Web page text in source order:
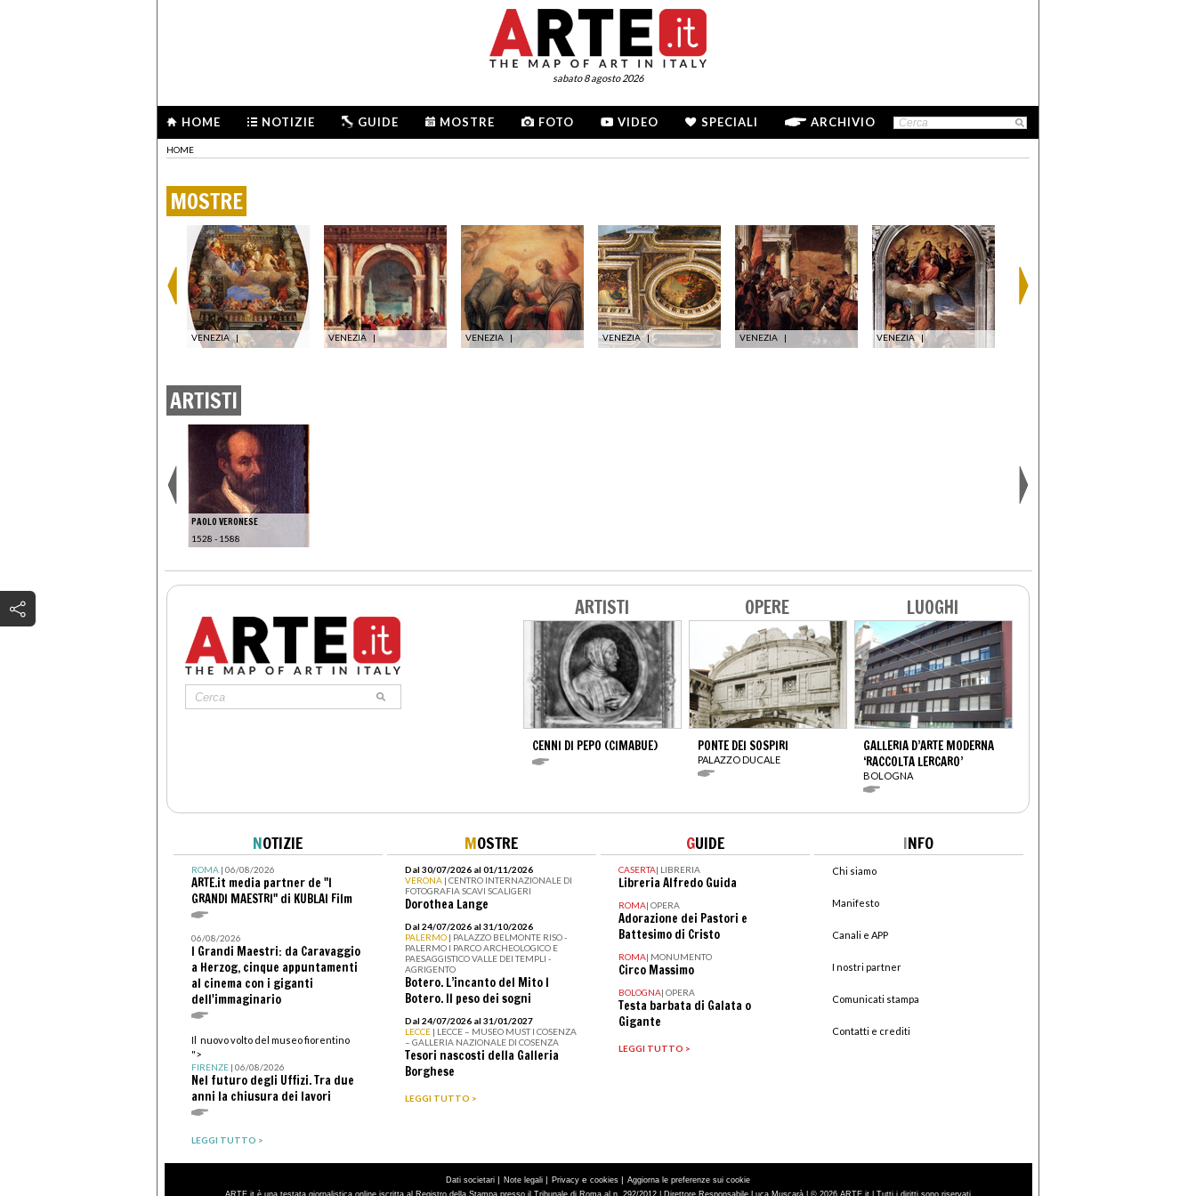
sabato 8 agosto 2026
HOME NOTIZIE GUIDE MOSTRE FOTO VIDEO SPECIALI ARCHIVIO
HOME
MOSTRE
VENEZIA | VENEZIA | VENEZIA | VENEZIA | VENEZIA | VENEZIA |
ARTISTI
PAOLO VERONESE
1528 - 1588
ARTISTI
CENNI DI PEPO (CIMABUE)
OPERE
PONTE DEI SOSPIRI
PALAZZO DUCALE
LUOGHI
GALLERIA D’ARTE MODERNA
‘RACCOLTA LERCARO’
BOLOGNA
NOTIZIE
ROMA| 06/08/2026
ARTE.it media partner de "I
GRANDI MAESTRI" di KUBLAI Film
06/08/2026
I Grandi Maestri: da Caravaggio
a Herzog, cinque appuntamenti
al cinema con i giganti
dell'immaginario
Il nuovo volto del museo fiorentino
">
FIRENZE| 06/08/2026
Nel futuro degli Uffizi. Tra due
anni la chiusura dei lavori
LEGGI TUTTO >
MOSTRE
Dal 30/07/2026 al 01/11/2026
VERONA | CENTRO INTERNAZIONALE DI
FOTOGRAFIA SCAVI SCALIGERI
Dorothea Lange
Dal 24/07/2026 al 31/10/2026
PALERMO | PALAZZO BELMONTE RISO -
PALERMO I PARCO ARCHEOLOGICO E
PAESAGGISTICO VALLE DEI TEMPLI -
AGRIGENTO
Botero. L’incanto del Mito I
Botero. Il peso dei sogni
Dal 24/07/2026 al 31/01/2027
LECCE | LECCE – MUSEO MUST I COSENZA
– GALLERIA NAZIONALE DI COSENZA
Tesori nascosti della Galleria
Borghese
LEGGI TUTTO >
GUIDE
CASERTA| LIBRERIA
Libreria Alfredo Guida
ROMA| OPERA
Adorazione dei Pastori e
Battesimo di Cristo
ROMA| MONUMENTO
Circo Massimo
BOLOGNA| OPERA
Testa barbata di Galata o
Gigante
LEGGI TUTTO >
INFO
Chi siamo
Manifesto
Canali e APP
I nostri partner
Comunicati stampa
Contatti e crediti
Dati societari | Note legali | Privacy e cookies | Aggiorna le preferenze sui cookie